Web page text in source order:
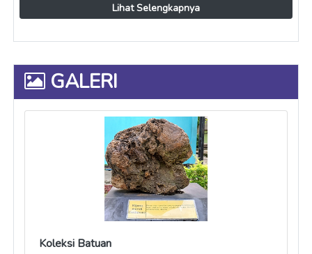
Lihat Selengkapnya
GALERI
Koleksi Batuan